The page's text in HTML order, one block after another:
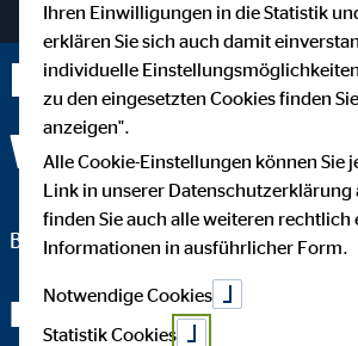
Nicole Wittke —
Wuppertal
Bezirksleiterin für die OVB
Fachchinesisch
Ihren Einwilligungen in die Statistik
erklären Sie sich auch damit
individuelle
zu den eingesetzten Cookies finden
anzeigen".
Alle Cookie-Einstellungen können Sie
Link in unserer Datenschutzerklärung
finden Sie auch alle weiteren
Informationen in ausführlicher Form.
Notwendige Cookies
Statistik Cookies